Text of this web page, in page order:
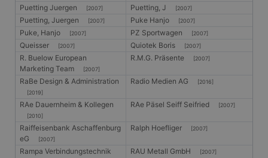
Puetting Juergen [2007] Puetting, J [2007]
Puetting, Juergen [2007] Puke Hanjo [2007]
Puke, Hanjo [2007] PZ Sportwagen [2007]
Queisser [2007] Quiotek Boris [2007]
R. Buelow European
Marketing Team
[2007]
R.M.G. Präsente [2007]
RaBe Design & Administration
[2019]
Radio Medien AG [2016]
RAe Dauernheim & Kollegen
[2010]
RAe Päsel Seiff Seifried [2007]
Raiffeisenbank Aschaffenburg
eG
[2007]
Ralph Hoefliger [2007]
Rampa Verbindungstechnik
RAU Metall GmbH [2007]